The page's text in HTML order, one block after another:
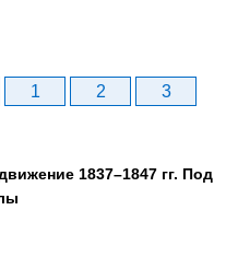
1 2
3
1837–1847 гг. Под